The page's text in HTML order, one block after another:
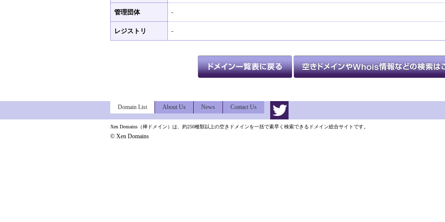
管理団体 -
レジストリ -
Domain List About Us News Contact Us
Xen Domains（禅ドメイン）は、約250種類以上の空きドメインを一括で素早く検索できるドメイン総合サイトです。
© Xen Domains